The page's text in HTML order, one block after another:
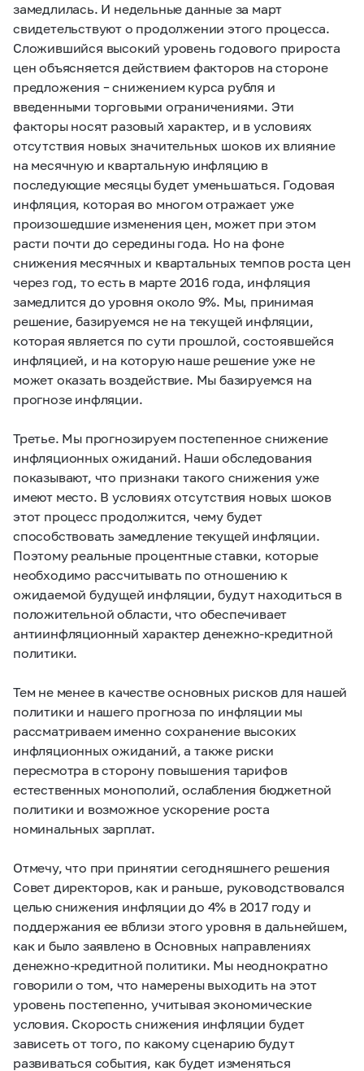
замедлилась. И недельные данные за март
свидетельствуют о продолжении этого процесса.
Сложившийся высокий уровень годового прироста
цен объясняется действием факторов на стороне
предложения – снижением курса рубля и
введенными торговыми ограничениями. Эти
факторы носят разовый характер, и в условиях
отсутствия новых значительных шоков их влияние
на месячную и квартальную инфляцию в
последующие месяцы будет уменьшаться. Годовая
инфляция, которая во многом отражает уже
произошедшие изменения цен, может при этом
расти почти до середины года. Но на фоне
снижения месячных и квартальных темпов роста цен
через год, то есть в марте 2016 года, инфляция
замедлится до уровня около 9%. Мы, принимая
решение, базируемся не на текущей инфляции,
которая является по сути прошлой, состоявшейся
инфляцией, и на которую наше решение уже не
может оказать воздействие. Мы базируемся на
прогнозе инфляции.
Третье. Мы прогнозируем постепенное снижение
инфляционных ожиданий. Наши обследования
показывают, что признаки такого снижения уже
имеют место. В условиях отсутствия новых шоков
этот процесс продолжится, чему будет
способствовать замедление текущей инфляции.
Поэтому реальные процентные ставки, которые
необходимо рассчитывать по отношению к
ожидаемой будущей инфляции, будут находиться в
положительной области, что обеспечивает
антиинфляционный характер денежно-кредитной
политики.
Тем не менее в качестве основных рисков для нашей
политики и нашего прогноза по инфляции мы
рассматриваем именно сохранение высоких
инфляционных ожиданий, а также риски
пересмотра в сторону повышения тарифов
естественных монополий, ослабления бюджетной
политики и возможное ускорение роста
номинальных зарплат.
Отмечу, что при принятии сегодняшнего решения
Совет директоров, как и раньше, руководствовался
целью снижения инфляции до 4% в 2017 году и
поддержания ее вблизи этого уровня в дальнейшем,
как и было заявлено в Основных направлениях
денежно-кредитной политики. Мы неоднократно
говорили о том, что намерены выходить на этот
уровень постепенно, учитывая экономические
условия. Скорость снижения инфляции будет
зависеть от того, по какому сценарию будут
развиваться события, как будет изменяться